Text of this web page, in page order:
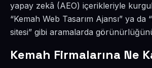
yapay zekâ (AEO) içerikleriyle
“Kemah Web Tasarım Ajansı” ya da
sitesi” gibi aramalarda
Kemah Firmalarına Ne